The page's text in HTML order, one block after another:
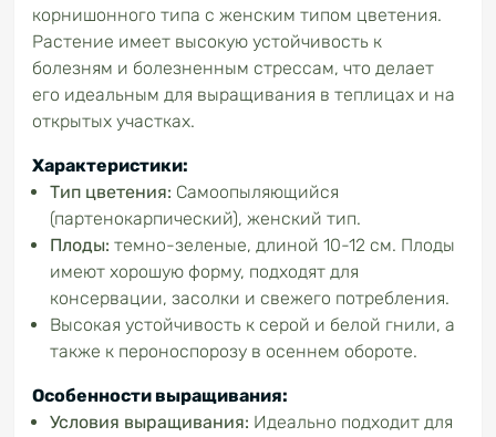
корнишонного типа с женским типом цветения.
Растение имеет высокую устойчивость к
болезням и болезненным стрессам, что делает
его идеальным для выращивания в теплицах и на
открытых участках.
Характеристики:
Тип цветения: Самоопыляющийся
(партенокарпический), женский тип.
Плоды: темно-зеленые, длиной 10-12 см. Плоды
имеют хорошую форму, подходят для
консервации, засолки и свежего потребления.
Высокая устойчивость к серой и белой гнили, а
также к пероноспорозу в осеннем обороте.
Особенности выращивания:
Условия выращивания: Идеально подходит для